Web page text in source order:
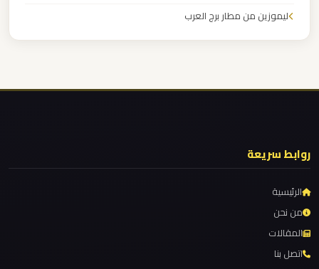
ليموزين من مطار برج العرب
ليموزين من مطار القاهرة
ليموزين من القاهرة الى مطار برج العرب
ليموزين مطار شرم الشيخ
ليموزين مطار سفنكس
ليموزين مطار برج العرب والإسكندرية
ليموزين مطار برج العرب الي مرسي مطروح
ليموزين مطار برج العرب الدولي
ليموزين
مطار
القاهرة
ليموزين
مطار
الغردقة
روابط سريعة
الرئيسية
من نحن
المقالات
اتصل بنا